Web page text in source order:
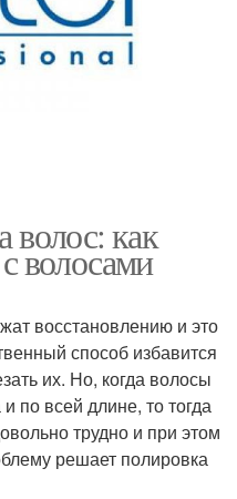
волос: как
волосами
восстановлению и это
способ избавится
их. Но, когда волосы
по всей длине, то тогда
трудно и при этом
решает полировка